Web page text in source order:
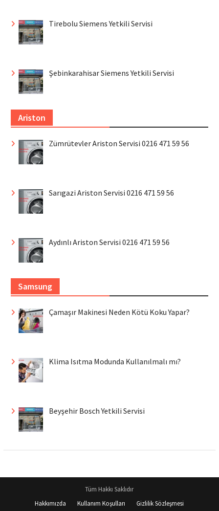
Tirebolu Siemens Yetkili Servisi
Şebinkarahisar Siemens Yetkili Servisi
Ariston
Zümrütevler Ariston Servisi 0216 471 59 56
Sarıgazi Ariston Servisi 0216 471 59 56
Aydınlı Ariston Servisi 0216 471 59 56
Samsung
Çamaşır Makinesi Neden Kötü Koku Yapar?
Klima Isıtma Modunda Kullanılmalı mı?
Beyşehir Bosch Yetkili Servisi
Tüm Hakkı Saklıdır
Hakkımızda
Kullanım Koşulları Gizlilik Sözleşmesi